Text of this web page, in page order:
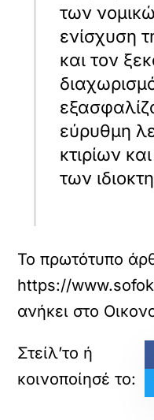
των
ενίσχυση
και τον
εύρυθμη
κτιρίων
των
Το πρωτότυπο
https://
ανήκει στο